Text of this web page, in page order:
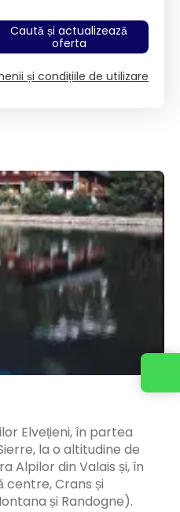
Caută și actualizează
oferta
și condițiile de utilizare
Elvețieni, în partea
la o altitudine de
Alpilor din Valais și, în
centre, Crans și
și Randogne).